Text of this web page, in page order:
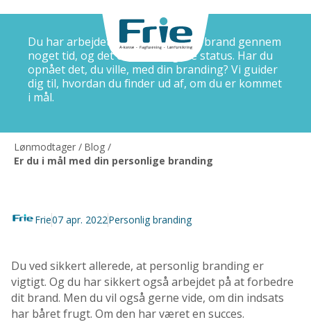
Du har arbejdet på dit personlige brand gennem
noget tid, og det er tid til at gøre status. Har du
opnået det, du ville, med din branding? Vi guider
dig til, hvordan du finder ud af, om du er kommet
i mål.
Lønmodtager / Blog /
Er du i mål med din personlige branding
Frie07 apr. 2022Personlig branding
Du ved sikkert allerede, at personlig branding er
vigtigt. Og du har sikkert også arbejdet på at forbedre
dit brand. Men du vil også gerne vide, om din indsats
har båret frugt. Om den har været en succes.